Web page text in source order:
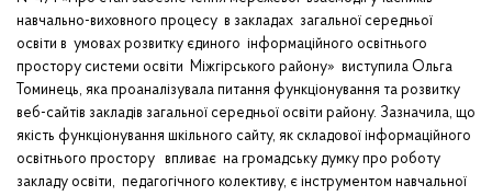
навчально-виховного процесу в закладах загальної середньої
освіти в умовах розвитку єдиного інформаційного освітнього
простору системи освіти Міжгірського району» виступила Ольга
Томинець, яка проаналізувала питання функціонування та розвитку
веб-сайтів закладів загальної середньої освіти району. Зазначила, що
якість функціонування шкільного сайту, як складової інформаційного
освітнього простору впливає на громадську думку про роботу
закладу освіти, педагогічного колективу, є інструментом навчальної